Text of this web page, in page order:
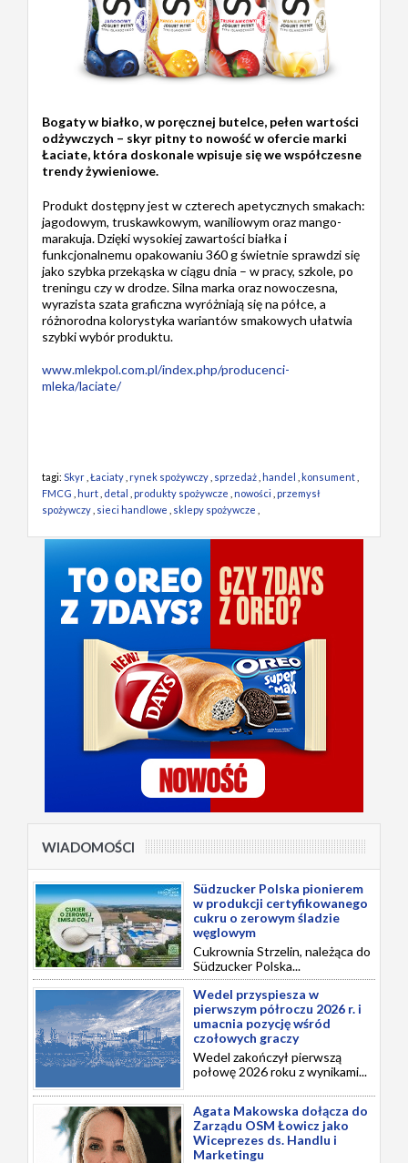
Bogaty w białko, w poręcznej butelce, pełen wartości
odżywczych – skyr pitny to nowość w ofercie marki
Łaciate, która doskonale wpisuje się we współczesne
trendy żywieniowe.
Produkt dostępny jest w czterech apetycznych smakach:
jagodowym, truskawkowym, waniliowym oraz mango-
marakuja. Dzięki wysokiej zawartości białka i
funkcjonalnemu opakowaniu 360 g świetnie sprawdzi się
jako szybka przekąska w ciągu dnia – w pracy, szkole, po
treningu czy w drodze. Silna marka oraz nowoczesna,
wyrazista szata graficzna wyróżniają się na półce, a
różnorodna kolorystyka wariantów smakowych ułatwia
szybki wybór produktu.
www.mlekpol.com.pl/index.php/producenci-
mleka/laciate/
tagi: Skyr Łaciaty rynek spożywczy sprzedaż handel konsument
FMCG
hurt detal produkty spożywcze nowości
przemysł
spożywczy sieci handlowe sklepy spożywcze
WIADOMOŚCI
Südzucker Polska pionierem
w produkcji certyfikowanego
cukru o zerowym śladzie
węglowym
Cukrownia Strzelin, należąca do
Südzucker Polska...
Wedel przyspiesza w
pierwszym półroczu 2026 r. i
umacnia pozycję wśród
czołowych graczy
Wedel zakończył pierwszą
połowę 2026 roku z wynikami...
Agata Makowska dołącza do
Zarządu OSM Łowicz jako
Wiceprezes ds. Handlu i
Marketingu